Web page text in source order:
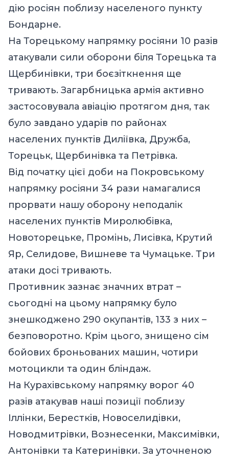
дію росіян поблизу населеного пункту
Бондарне.
На Торецькому напрямку росіяни 10 разів
атакували сили оборони біля Торецька та
Щербинівки, три боєзіткнення ще
тривають. Загарбницька армія активно
застосовувала авіацію протягом дня, так
було завдано ударів по районах
населених пунктів Диліївка, Дружба,
Торецьк, Щербинівка та Петрівка.
Від початку цієї доби на Покровському
напрямку росіяни 34 рази намагалися
прорвати нашу оборону неподалік
населених пунктів Миролюбівка,
Новоторецьке, Промінь, Лисівка, Крутий
Яр, Селидове, Вишневе та Чумацьке. Три
атаки досі тривають.
Противник зазнає значних втрат –
сьогодні на цьому напрямку було
знешкоджено 290 окупантів, 133 з них –
безповоротно. Крім цього, знищено сім
бойових броньованих машин, чотири
мотоцикли та один бліндаж.
На Курахівському напрямку ворог 40
разів атакував наші позиції поблизу
Іллінки, Берестків, Новоселидівки,
Новодмитрівки, Вознесенки, Максимівки,
Антонівки та Катеринівки. За уточненою